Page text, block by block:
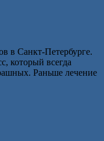
в Санкт-Петербурге.
который всегда
Раньше лечение